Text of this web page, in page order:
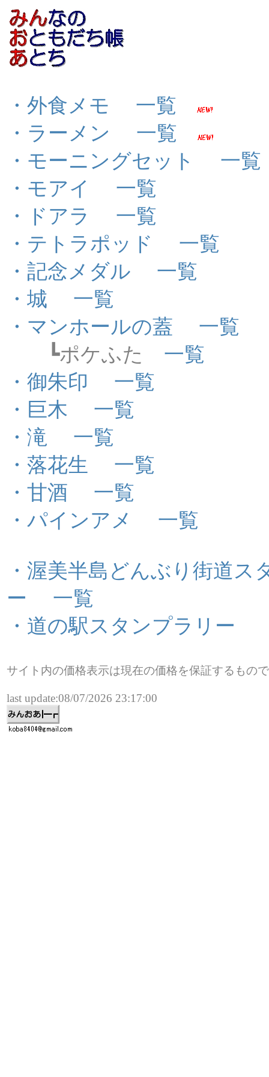
・外食メモ
一覧
・ラーメン
一覧
・モーニングセット
一覧
・モアイ
一覧
・ドアラ
一覧
・テトラポッド
一覧
・記念メダル
一覧
・城
一覧
・マンホールの蓋
一覧
┗ポケふた 一覧
・御朱印
一覧
・巨木
一覧
・滝
一覧
・落花生
一覧
・甘酒
一覧
・パインアメ
一覧
・渥美半島どんぶり街道ス
ー
一覧
・道の駅スタンプラリー
サイト内の価格表示は現在の価格を保証するもの
last update:08/07/2026 23:17:00